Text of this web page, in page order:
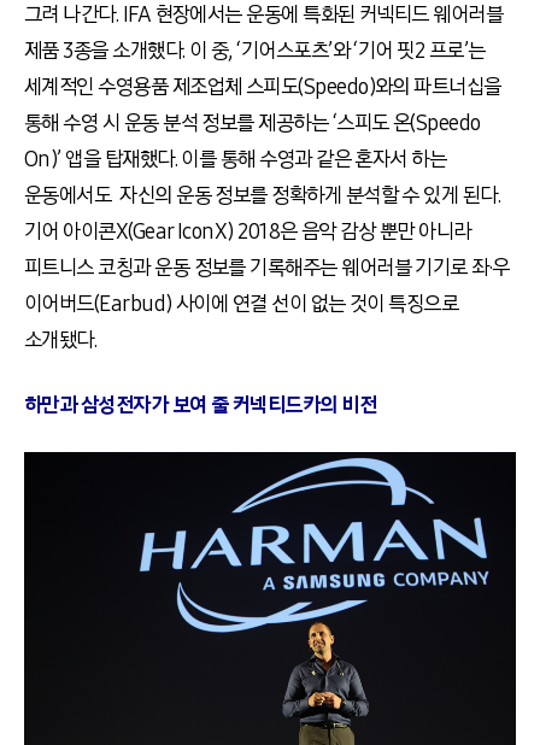
그려 나간다. IFA 현장에서는 운동에 특화된 커넥티드 웨어러블
제품 3종을 소개했다. 이 중, ‘기어스포츠’와 ‘기어 핏2 프로’는
세계적인 수영용품 제조업체 스피도(Speedo)와의 파트너십을
통해 수영 시 운동 분석 정보를 제공하는 ‘스피도 온(Speedo
On)’ 앱을 탑재했다. 이를 통해 수영과 같은 혼자서 하는
운동에서도 자신의 운동 정보를 정확하게 분석할 수 있게 된다.
기어 아이콘X(Gear IconX) 2018은 음악 감상 뿐만 아니라
피트니스 코칭과 운동 정보를 기록해주는 웨어러블 기기로 좌·우
이어버드(Earbud) 사이에 연결 선이 없는 것이 특징으로
소개됐다.
하만과 삼성전자가 보여 줄 커넥티드카의 비전